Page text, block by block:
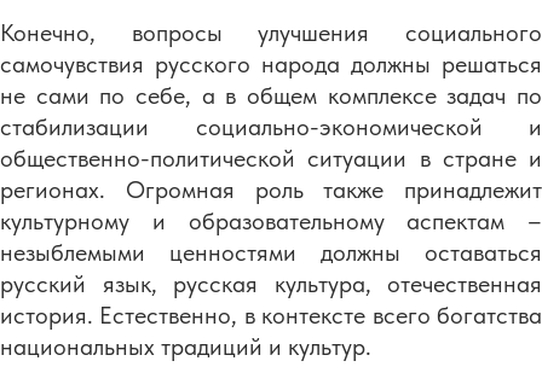
Конечно, вопросы улучшения социального
самочувствия русского народа должны решаться
не сами по себе, а в общем комплексе задач по
стабилизации социально-экономической и
общественно-политической ситуации в стране и
регионах. Огромная роль также принадлежит
культурному и образовательному аспектам –
незыблемыми ценностями должны оставаться
русский язык, русская культура, отечественная
история. Естественно, в контексте всего богатства
национальных традиций и культур.